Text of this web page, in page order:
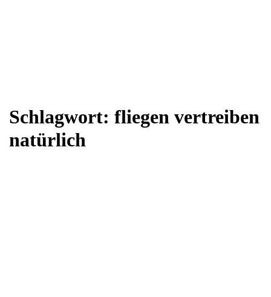
Schlagwort: fliegen vertreiben
natürlich